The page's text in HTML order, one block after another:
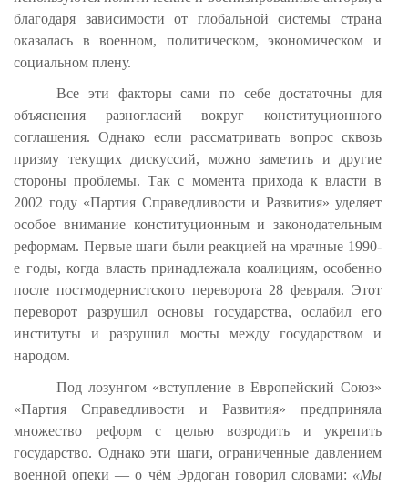
благодаря зависимости от глобальной системы страна
оказалась в военном, политическом, экономическом и
социальном плену.
Все эти факторы сами по себе достаточны для
объяснения разногласий вокруг конституционного
соглашения. Однако если рассматривать вопрос сквозь
призму текущих дискуссий, можно заметить и другие
стороны проблемы. Так с момента прихода к власти в
2002 году «Партия Справедливости и Развития» уделяет
особое внимание конституционным и законодательным
реформам. Первые шаги были реакцией на мрачные 1990-
е годы, когда власть принадлежала коалициям, особенно
после постмодернистского переворота 28 февраля. Этот
переворот разрушил основы государства, ослабил его
институты и разрушил мосты между государством и
народом.
Под лозунгом «вступление в Европейский Союз»
«Партия Справедливости и Развития» предприняла
множество реформ с целью возродить и укрепить
государство. Однако эти шаги, ограниченные давлением
военной опеки — о чём Эрдоган говорил словами: «Мы